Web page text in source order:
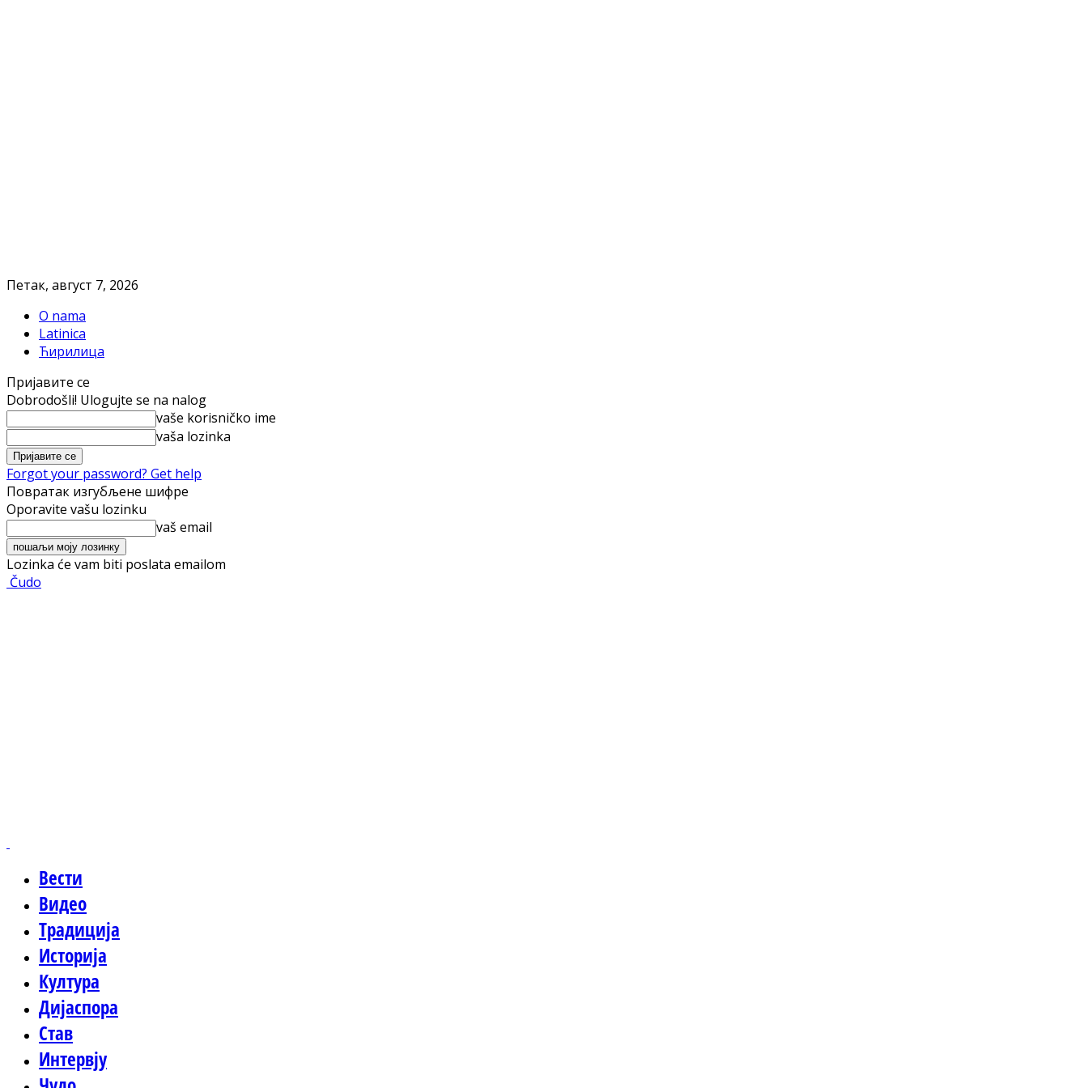
Петак, август 7, 2026
O nama
Latinica
Ћирилица
Пријавите се
Dobrodošli! Ulogujte se na nalog
vaše korisničko ime
vaša lozinka
Forgot your password? Get help
Повратак изгубљене шифре
Oporavite vašu lozinku
vaš email
Lozinka će vam biti poslata emailom
Čudo
Вести
Видео
Традиција
Историја
Култура
Дијаспора
Став
Интервју